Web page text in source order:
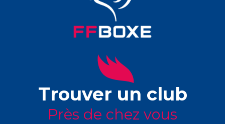
Trouver un club
Près de chez vous